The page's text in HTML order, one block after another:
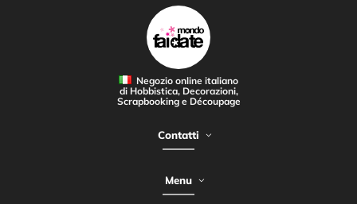
Negozio online italiano
di Hobbistica, Decorazioni,
Scrapbooking e Découpage
Contatti
Menu